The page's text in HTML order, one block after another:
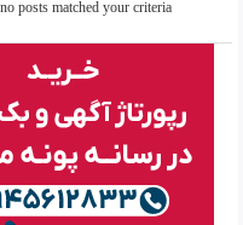
posts matched your criteria.